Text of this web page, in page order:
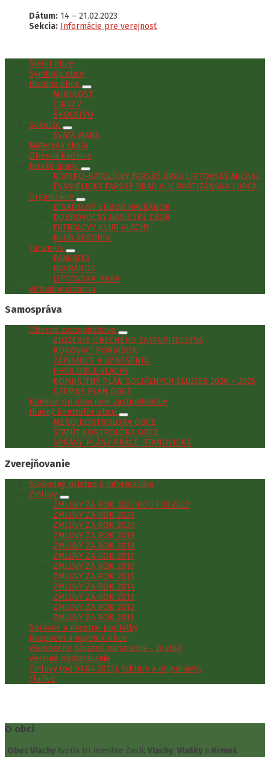
Dátum: 14 – 21.02.2023
Sekcia: Informácie pre verejnosť
Štatút obce
Symboly obce
História obce
MINULOSŤ
CIRKEV
ŠKOLSTVO
Sokolče
SVÄTÁ MARA
Materská škola
Obecná knižnica
Farské úrady
RÍMSKO-KATOLÍCKY FARSKÝ ÚRAD LIPTOVSKÝ MICHAL
EVANJELICKÝ FARSKÝ ÚRAD A. V. PARTIZÁNSKA ĽUPČA
Organizácie
DIVADELNÝ SÚBOR HAVRÁNOK
DOBROVOĽNÝ HASIČSKÝ ZBOR
FUTBALOVÝ KLUB VLACHY
KLUB AEROBIK
Turizmus
PAMIATKY
HAVRÁNOK
LIPTOVSKÁ MARA
Virtuálny cintorín
Samospráva
Obecné zastupiteľstvo
ZLOŽENIE OBECNÉHO ZASTUPITEĽSTVA
ROKOVACÍ PORIADOK
ZÁPISNICE A UZNESENIA
PHSR OBCE VLACHY
KOMUNITNÝ PLÁN SOCIÁLNYCH SLUŽIEB 2020 – 2025
ÚZEMNÝ PLÁN OBCE
Komisie pri obecnom zastupiteľstve
Hlavný kontrolór obce
MENO KONTROLÓRA OBCE
ŠTATÚT KONTROLÓRA OBCE
SPRÁVY, PLÁNY PRÁCE, STANOVISKÁ
Zverejňovanie
Slobodný prístup k informáciám
Zmluvy
ZMLUVY ZA ROK 2022 DO 31.03.2022
ZMLUVY ZA ROK 2021
ZMLUVY ZA ROK 2020
ZMLUVY ZA ROK 2019
ZMLUVY ZA ROK 2018
ZMLUVY ZA ROK 2017
ZMLUVY ZA ROK 2016
ZMLUVY ZA ROK 2015
ZMLUVY ZA ROK 2014
ZMLUVY ZA ROK 2013
ZMLUVY ZA ROK 2012
ZMLUVY ZA ROK 2011
Správne a miestne poplatky
Rozpočet a majetok obce
Všeobecne záväzné nariadenia – platné
Verejné obstarávanie
Zmluvy (od 01.04.2022), faktúry a objednávky
Tlačivá
O obci
Obec Vlachy tvoria tri miestne časti: Vlachy, Vlašky a Krmeš.